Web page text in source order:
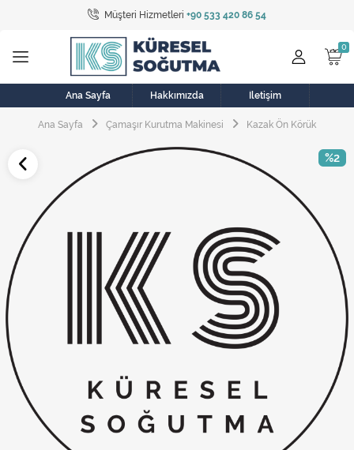
Müşteri Hizmetleri +90 533 420 86 54
Tüm Kategoriler
Bulaşık Makinesi
Buzdolabı
Çamaşır Kurutma Makinesi
Elektrikli Aksamlar
Elektrikli Süpürge
Fan
Fırın, Ocak ve Aspiratör
Klima
Kombi
Ana Sayfa Hakkımızda İletişim
Ana Sayfa Çamaşır Kurutma Makinesi Kazak Ön Körük
%2